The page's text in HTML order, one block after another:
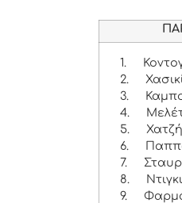
1.
2.
3.
4.
5.
6.
7.
8.
9.